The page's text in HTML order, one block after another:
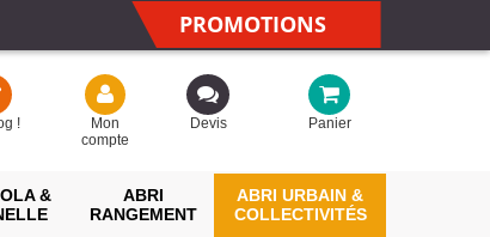
PROMOTIONS
!
Mon
compte
Devis Panier
&
ABRI
RANGEMENT
ABRI URBAIN &
COLLECTIVITÉS